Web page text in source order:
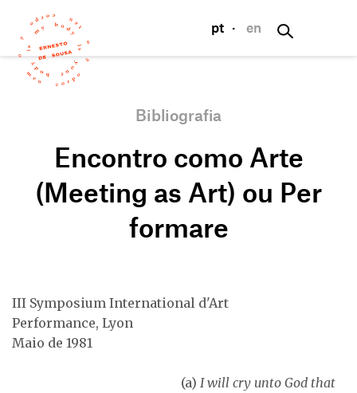
pt · en
Bibliografia
Encontro como Arte
(Meeting as Art) ou Per
formare
III Symposium International d'Art
Performance, Lyon
Maio de 1981
(a) I will cry unto God that